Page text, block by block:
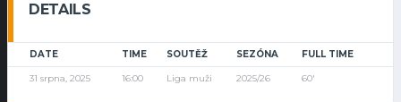
DETAILS
DATE TIME SOUTĚŽ SEZÓNA FULL TIME
31 srpna, 2025 16:00 Liga muži 2025/26 60'